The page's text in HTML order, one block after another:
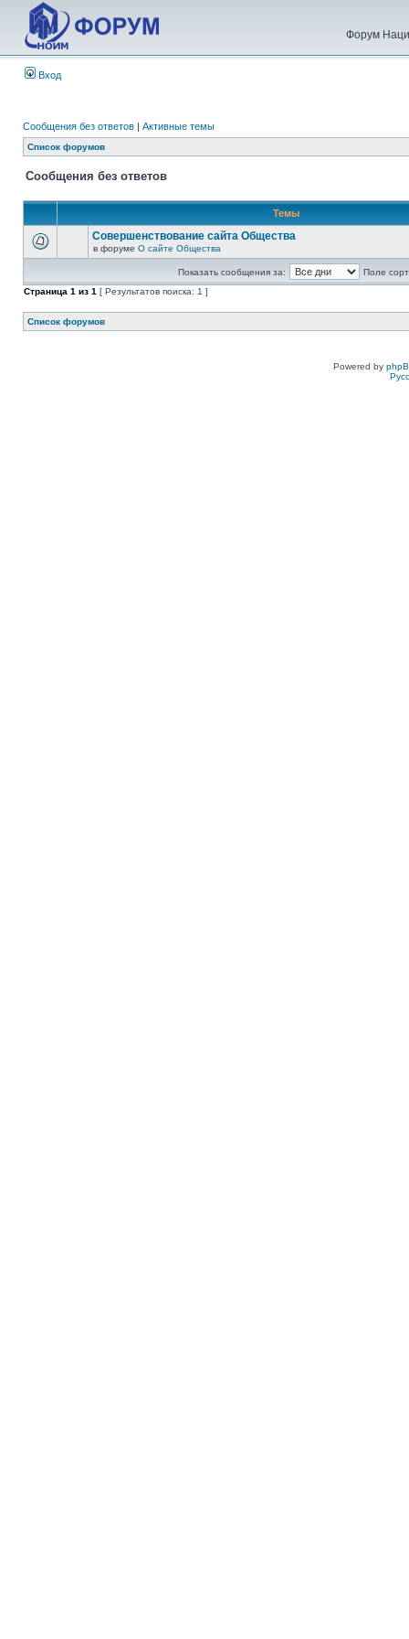
Форум
Вход
Сообщения без ответов | Активные темы
Список форумов
Сообщения без ответов
Темы
Совершенствование сайта Общества
в форуме О сайте Общества
Показать сообщения за:
Поле
Страница 1 из 1 [ Результатов поиска: 1 ]
Список форумов
Powered by